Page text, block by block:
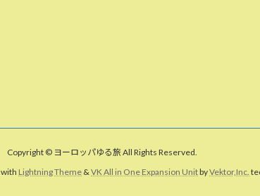
Copyright © ヨーロッパゆる旅 All Rights Reserved.
with Lightning Theme & VK All in One Expansion UnitbyVektor,Inc.